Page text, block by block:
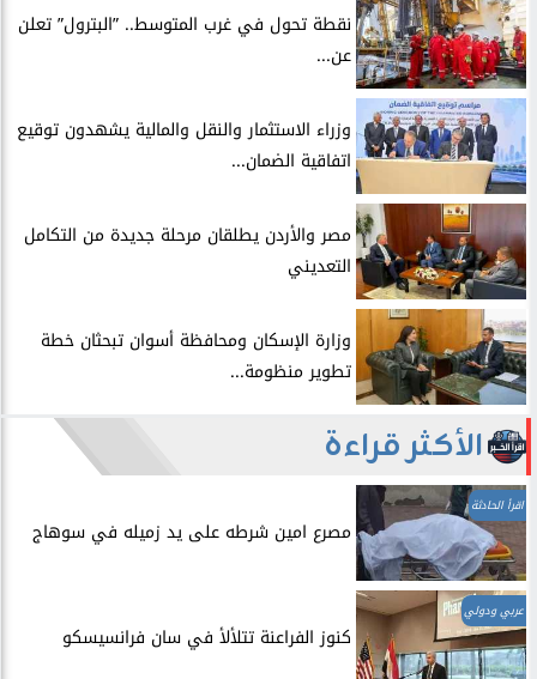
​نقطة تحول في غرب المتوسط.. ”البترول” تعلن
عن...
​وزراء الاستثمار والنقل والمالية يشهدون توقيع
اتفاقية الضمان...
​مصر والأردن يطلقان مرحلة جديدة من التكامل
التعديني
وزارة الإسكان ومحافظة أسوان تبحثان خطة
تطوير منظومة...
الأكثر قراءة
اقرأ الحادثة
مصرع امين شرطه على يد زميله في سوهاج
عربي ودولي
​كنوز الفراعنة تتلألأ في سان فرانسيسكو